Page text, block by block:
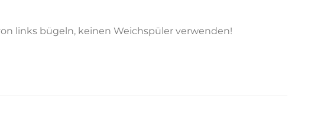
links bügeln, keinen Weichspüler verwenden!